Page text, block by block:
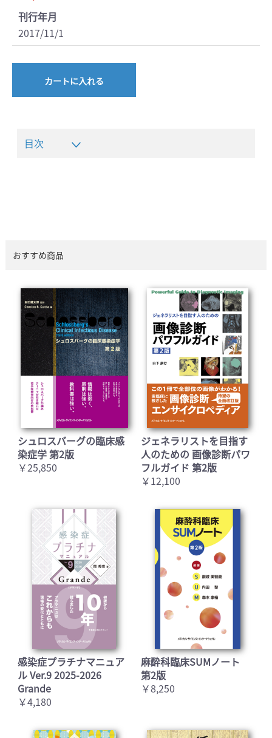
刊行年月
2017/11/1
カートに入れる
目次
おすすめ商品
シュロスバーグの臨床感
染症学 第2版
￥25,850
ジェネラリストを目指す
人のための 画像診断パワ
フルガイド 第2版
￥12,100
感染症プラチナマニュア
ル Ver.9 2025-2026
Grande
￥4,180
麻酔科臨床SUMノート
第2版
￥8,250